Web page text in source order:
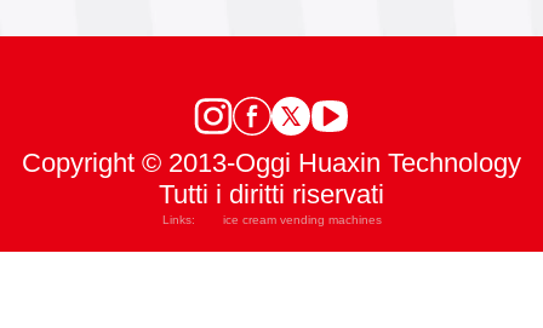
Copyright © 2013-Oggi Huaxin Technology
Tutti i diritti riservati
Links: ice cream vending machines